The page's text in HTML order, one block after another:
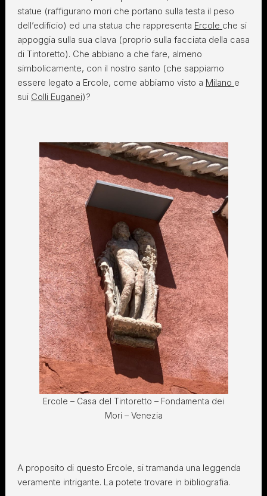
statue (raffigurano mori che portano sulla testa il peso
dell’edificio) ed una statua che rappresenta Ercole che si
appoggia sulla sua clava (proprio sulla facciata della casa
di Tintoretto). Che abbiano a che fare, almeno
simbolicamente, con il nostro santo (che sappiamo
essere legato a Ercole, come abbiamo visto a Milano e
sui Colli Euganei)?
Ercole – Casa del Tintoretto – Fondamenta dei
Mori – Venezia
A proposito di questo Ercole, si tramanda una leggenda
veramente intrigante. La potete trovare in bibliografia.